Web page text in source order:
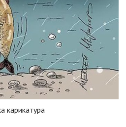
карикатура